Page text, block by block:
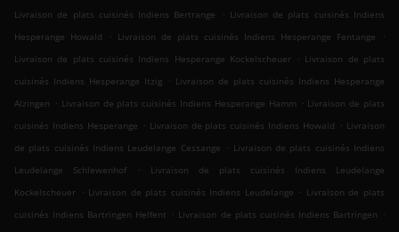
Livraison de plats cuisinés Indiens Bertrange
. Livraison de plats cuisinés Indiens
Hesperange Howald
. Livraison de plats cuisinés Indiens Hesperange Fentange
.
Livraison de plats cuisinés Indiens Hesperange Kockelscheuer . Livraison de plats
cuisinés Indiens Hesperange Itzig . Livraison de plats cuisinés Indiens Hesperange
Alzingen . Livraison de plats cuisinés Indiens Hesperange Hamm . Livraison de plats
cuisinés Indiens Hesperange . Livraison de plats cuisinés Indiens Howald . Livraison
de plats cuisinés Indiens Leudelange Cessange . Livraison de plats cuisinés Indiens
Leudelange Schlewenhof
.
Livraison de plats cuisinés Indiens Leudelange
Kockelscheuer . Livraison de plats cuisinés Indiens Leudelange . Livraison de plats
cuisinés Indiens Bartringen Helfent . Livraison de plats cuisinés Indiens Bartringen .